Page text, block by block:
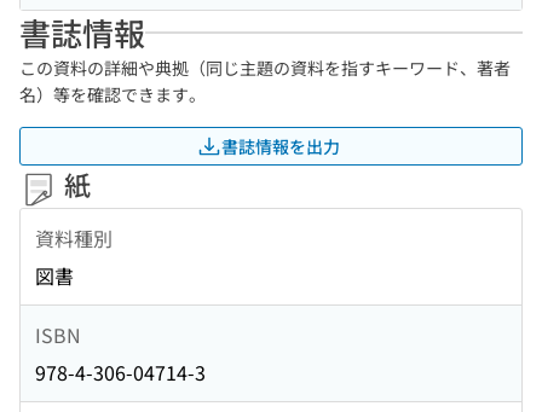
書誌情報
この資料の詳細や典拠（同じ主題の資料を指すキーワード、著者
名）等を確認できます。
書誌情報を出力
紙
資料種別
図書
ISBN
978-4-306-04714-3